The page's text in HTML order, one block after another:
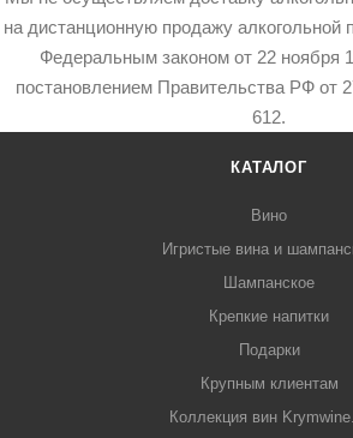
на дистанционную продажу алкогольной
Федеральным законом от 22 ноября
постановлением Правительства РФ от
612.
КАТАЛОГ
Вино
Игристые вина и
Шампанское
Крепкие напитки
Подарки
Крупным клиентам
Коллекция вин